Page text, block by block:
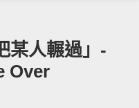
某人輾過」-
Over